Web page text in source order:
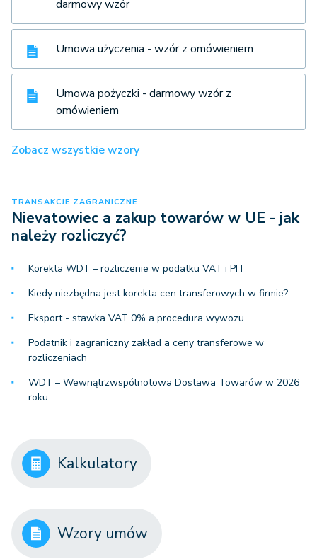
darmowy wzór
Umowa użyczenia - wzór z omówieniem
Umowa pożyczki - darmowy wzór z
omówieniem
Zobacz wszystkie wzory
TRANSAKCJE ZAGRANICZNE
Nievatowiec a zakup towarów w UE - jak
należy rozliczyć?
Korekta WDT – rozliczenie w podatku VAT i PIT
Kiedy niezbędna jest korekta cen transferowych w firmie?
Eksport - stawka VAT 0% a procedura wywozu
Podatnik i zagraniczny zakład a ceny transferowe w
rozliczeniach
WDT – Wewnątrzwspólnotowa Dostawa Towarów w 2026
roku
Kalkulatory
Wzory umów